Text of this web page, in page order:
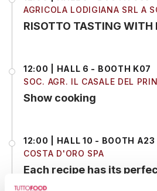
AGRICOLA LODIGIANA SRL A
RISOTTO TASTING WITH
12:00 | HALL 6 - BOOTH K07
SOC. AGR. IL CASALE DEL
Show cooking
12:00 | HALL 10 - BOOTH A23
COSTA D'ORO SPA
Each recipe has its
Food Tasting